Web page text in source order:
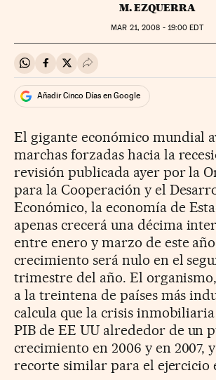
M. EZQUERRA
MAR 21, 2008 - 19:00 EDT
Compartir en Whatsapp
Compartir en Facebook
Compartir en Twitter
Desplegar Redes Sociales
Añadir Cinco Días en Google
El gigante económico mundial
marchas forzadas hacia la
revisión publicada ayer por la
para la Cooperación y el
Económico, la economía de
apenas crecerá una décima
entre enero y marzo de este
crecimiento será nulo en el
trimestre del año. El
a la treintena de países más
calcula que la crisis
PIB de EE UU alrededor de un
crecimiento en 2006 y en 2007,
recorte similar para el ejercicio